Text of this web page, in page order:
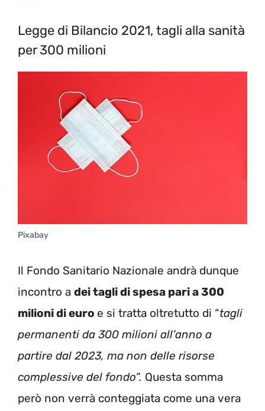
Legge di Bilancio 2021, tagli alla sanità
per 300 milioni
Pixabay
Il Fondo Sanitario Nazionale andrà dunque
incontro a dei tagli di spesa pari a 300
milioni di euro e si tratta oltretutto di “tagli
permanenti da 300 milioni all’anno a
partire dal 2023, ma non delle risorse
complessive del fondo”. Questa somma
però non verrà conteggiata come una vera